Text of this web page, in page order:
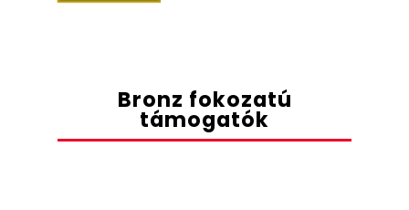
Bronz fokozatú
támogatók